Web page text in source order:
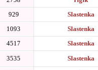
929 Slastenka
1093 Slastenka
4517 Slastenka
3535 Slastenka